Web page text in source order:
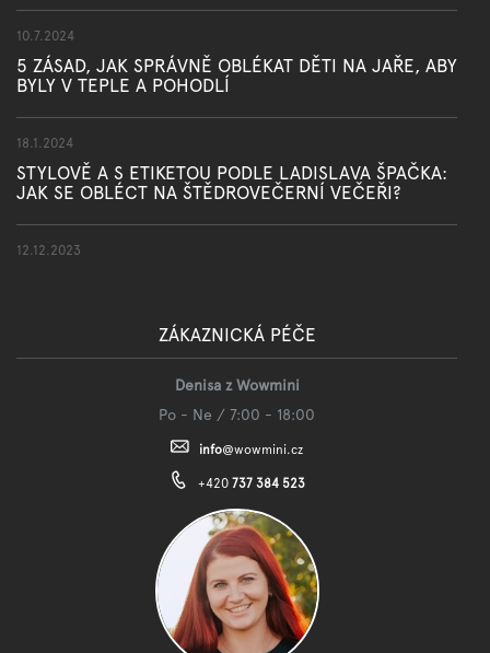
10.7.2024
5 ZÁSAD, JAK SPRÁVNĚ OBLÉKAT DĚTI NA JAŘE, ABY
BYLY V TEPLE A POHODLÍ
18.1.2024
STYLOVĚ A S ETIKETOU PODLE LADISLAVA ŠPAČKA:
JAK SE OBLÉCT NA ŠTĚDROVEČERNÍ VEČEŘI?
12.12.2023
ZÁKAZNICKÁ PÉČE
Denisa z Wowmini
Po - Ne / 7:00 - 18:00
info@wowmini.cz
+420 737 384 523